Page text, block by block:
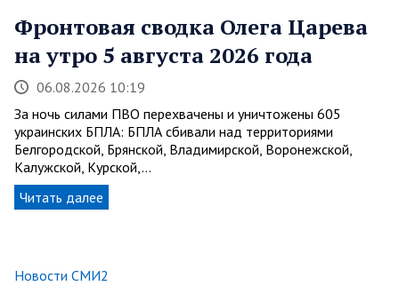
Фронтовая сводка Олега Царева
на утро 5 августа 2026 года
06.08.2026 10:19
За ночь силами ПВО перехвачены и уничтожены 605
украинских БПЛА: БПЛА сбивали над территориями
Белгородской, Брянской, Владимирской, Воронежской,
Калужской, Курской,…
Читать далее
Новости СМИ2